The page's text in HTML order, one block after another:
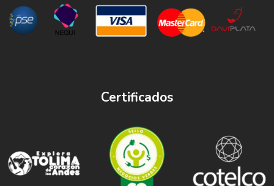
Certificados